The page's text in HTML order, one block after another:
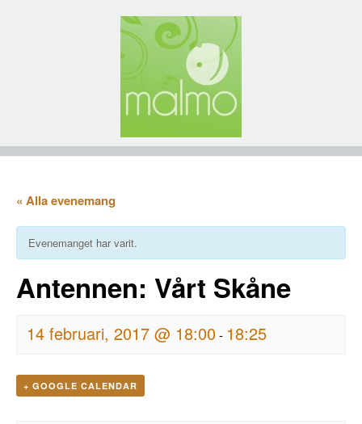
« Alla evenemang
Evenemanget har varit.
Antennen: Vårt Skåne
14 februari, 2017 @ 18:00- 18:25
+ GOOGLE CALENDAR